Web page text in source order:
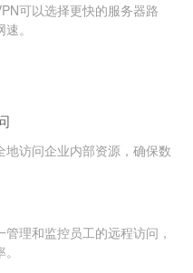
可以选择更快的服务器路
。
地访问企业内部资源，确保数
理和监控员工的远程访问，